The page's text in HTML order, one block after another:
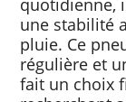
quotidienne,
une stabilité
pluie. Ce
régulière et
fait un choix